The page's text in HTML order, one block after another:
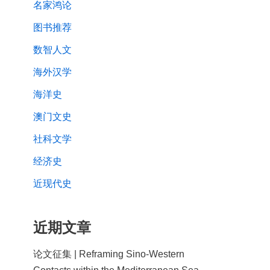
名家鸿论
图书推荐
数智人文
海外汉学
海洋史
澳门文史
社科文学
经济史
近现代史
近期文章
论文征集 | Reframing Sino-Western